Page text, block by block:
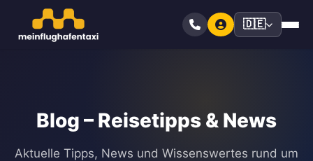
🇩🇪
Blog – Reisetipps & News
Aktuelle Tipps, News und Wissenswertes rund um